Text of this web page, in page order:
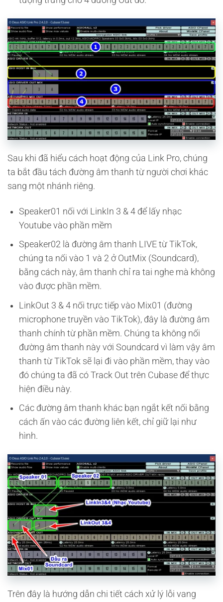
Sau khi đã hiểu cách hoạt động của Link Pro, chúng
ta bắt đầu tách đường âm thanh từ người chơi khác
sang một nhánh riêng.
Speaker01 nối với LinkIn 3 & 4 để lấy nhạc
Youtube vào phần mềm
Speaker02 là đường âm thanh LIVE từ TikTok,
chúng ta nối vào 1 và 2 ở OutMix (Soundcard),
bằng cách này, âm thanh chỉ ra tai nghe mà không
vào được phần mềm.
LinkOut 3 & 4 nối trực tiếp vào Mix01 (đường
microphone truyền vào TikTok), đây là đường âm
thanh chính từ phần mềm. Chúng ta không nối
đường âm thanh này với Soundcard vì làm vậy âm
thanh từ TikTok sẽ lại đi vào phần mềm, thay vào
đó chúng ta đã có Track Out trên Cubase để thực
hiện điều này.
Các đường âm thanh khác bạn ngắt kết nối bằng
cách ấn vào các đường liên kết, chỉ giữ lại như
hình.
Trên đây là hướng dẫn chi tiết cách xử lý lỗi vang